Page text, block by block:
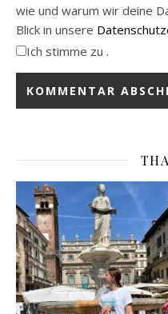
wie und warum wir deine
Blick in unsere
Ich stimme zu .